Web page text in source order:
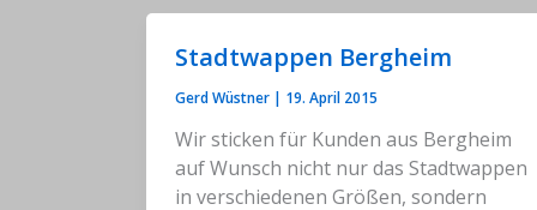
Stadtwappen Bergheim
Gerd Wüstner | 19. April 2015
Wir sticken für Kunden aus Bergheim
auf Wunsch nicht nur das Stadtwappen
in verschiedenen Größen, sondern